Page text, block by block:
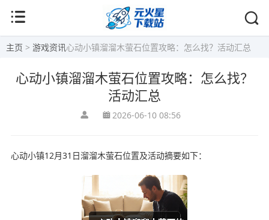
主页 > 游戏资讯心动小镇溜溜木萤石位置攻略：怎么找？活动汇总
心动小镇溜溜木萤石位置攻略：怎么找？
活动汇总
2026-06-10 08:56
心动小镇12月31日溜溜木萤石位置及活动摘要如下：